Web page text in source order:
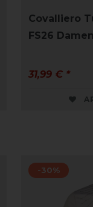
Covalliero
FS26 Damen
31,99 € *
-30%